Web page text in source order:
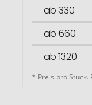
ab 330
ab 660
ab 1320
* Preis pro Stück.